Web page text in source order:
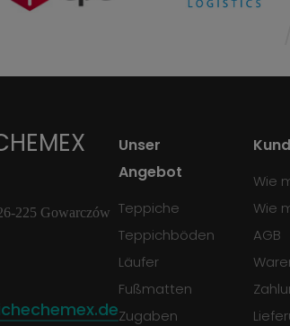
225 Gowarczów
Unser
Angebot
Teppiche
Teppichböden
Läufer
Fußmatten
Zugaben
Wie
Wie
AGB